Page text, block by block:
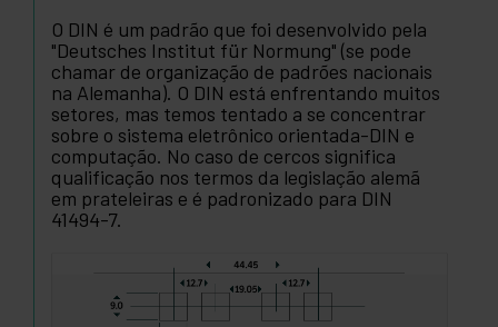
O DIN é um padrão que foi desenvolvido pela
"Deutsches Institut für Normung" (se pode
chamar de organização de padrões nacionais
na Alemanha). O DIN está enfrentando muitos
setores, mas temos tentado a se concentrar
sobre o sistema eletrônico orientada-DIN e
computação. No caso de cercos significa
qualificação nos termos da legislação alemã
em prateleiras e é padronizado para DIN
41494-7.